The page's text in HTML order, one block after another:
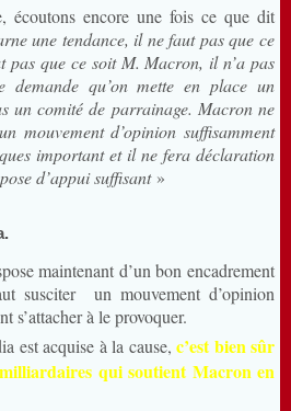
écoutons encore une fois ce que dit
une tendance, il ne faut pas que ce
pas que ce soit M. Macron, il n’a pas
demande qu’on mette en place un
un comité de parrainage. Macron ne
mouvement d’opinion suffisamment
important et il ne fera déclaration
d’appui suffisant»
maintenant d’un bon encadrement
susciter un mouvement d’opinion
s’attacher à le provoquer.
est acquise à la cause,c’est bien sûr
qui soutient Macron en